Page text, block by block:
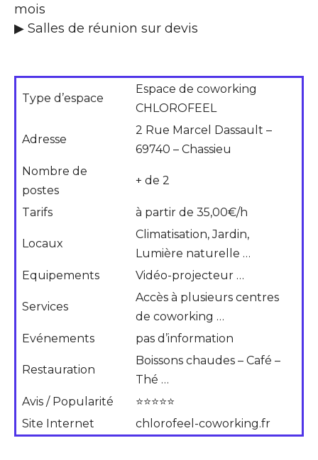
mois
▶ Salles de réunion sur devis
Type d’espace
Espace de coworking
CHLOROFEEL
Adresse
2 Rue Marcel Dassault –
69740 – Chassieu
Nombre de
postes
+ de 2
Tarifs à partir de 35,00€/h
Locaux
Climatisation, Jardin,
Lumière naturelle …
Equipements
Vidéo-projecteur …
Services
Accès à plusieurs centres
de coworking …
Evénements
pas d’information
Restauration
Boissons chaudes – Café –
Thé …
Avis / Popularité
⭐⭐⭐⭐⭐
Site Internet
chlorofeel-coworking.fr